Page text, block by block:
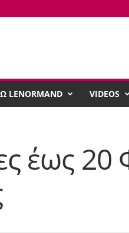
LENORMAND VIDEOS
έως